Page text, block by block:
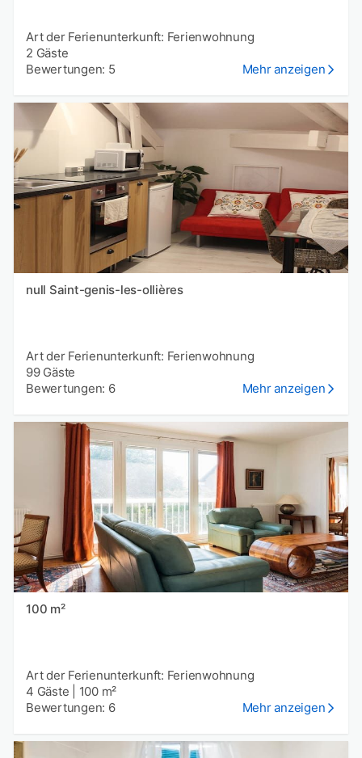
Art der Ferienunterkunft: Ferienwohnung
2 Gäste
Bewertungen: 5
Mehr anzeigen
null Saint-genis-les-ollières
Art der Ferienunterkunft: Ferienwohnung
99 Gäste
Bewertungen: 6
Mehr anzeigen
100 m²
Art der Ferienunterkunft: Ferienwohnung
4 Gäste
100 m²
Bewertungen: 6
Mehr anzeigen